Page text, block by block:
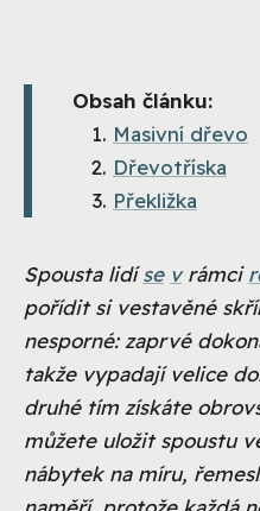
Obsah článku:
Masivní dřevo
Dřevotříska
Překližka
Spousta lidíse vrámci
pořídit si vestavěné
nesporné: zaprvé
takže vypadají velice
druhé tím získáte
můžete uložit spoustu
nábytek na míru,